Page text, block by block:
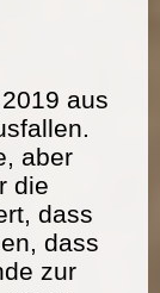
aus
aber
die
dass
dass
zur